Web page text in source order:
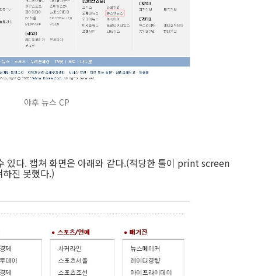
야후 뉴스 CP
있다. 캡쳐 화면은 아래와 같다.(적당한 툴이 print screen
진 못했다.)